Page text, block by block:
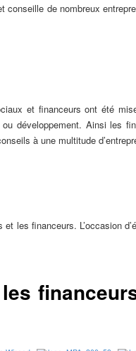
de nombreux
et financeurs ont été
développement. Ainsi les
à une multitude
les financeurs. L’occasion